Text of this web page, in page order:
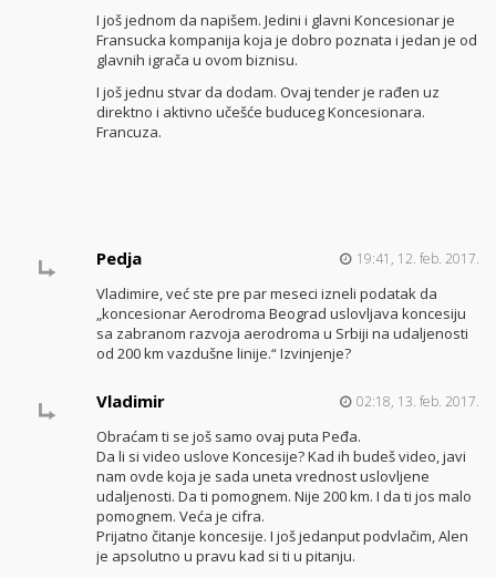
I još jednom da napišem. Jedini i glavni Koncesionar je
Fransucka kompanija koja je dobro poznata i jedan je od
glavnih igrača u ovom biznisu.
I još jednu stvar da dodam. Ovaj tender je rađen uz
direktno i aktivno učešće buduceg Koncesionara.
Francuza.
Pedja 19:41, 12. feb. 2017.
Vladimire, već ste pre par meseci izneli podatak da
„koncesionar Aerodroma Beograd uslovljava koncesiju
sa zabranom razvoja aerodroma u Srbiji na udaljenosti
od 200 km vazdušne linije.“ Izvinjenje?
Vladimir 02:18, 13. feb. 2017.
Obraćam ti se još samo ovaj puta Peđa.
Da li si video uslove Koncesije? Kad ih budeš video, javi
nam ovde koja je sada uneta vrednost uslovljene
udaljenosti. Da ti pomognem. Nije 200 km. I da ti jos malo
pomognem. Veća je cifra.
Prijatno čitanje koncesije. I još jedanput podvlačim, Alen
je apsolutno u pravu kad si ti u pitanju.